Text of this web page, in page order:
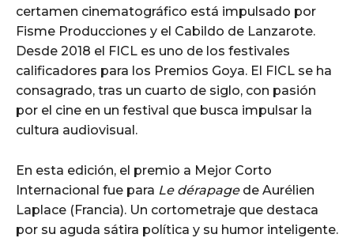
certamen cinematográfico está impulsado por
Fisme Producciones y el Cabildo de Lanzarote.
Desde 2018 el FICL es uno de los festivales
calificadores para los Premios Goya. El FICL se ha
consagrado, tras un cuarto de siglo, con pasión
por el cine en un festival que busca impulsar la
cultura audiovisual.
En esta edición, el premio a Mejor Corto
Internacional fue para Le dérapagede Aurélien
Laplace (Francia). Un cortometraje que destaca
por su aguda sátira política y su humor inteligente.